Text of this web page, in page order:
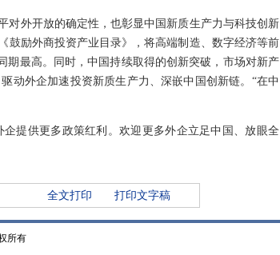
对外开放的确定性，也彰显中国新质生产力与科技创新
鼓励外商投资产业目录》，将高端制造、数字经济等前
期最高。同时，中国持续取得的创新突破，市场对新产
动外企加速投资新质生产力、深嵌中国创新链。“在中
提供更多政策红利。欢迎更多外企立足中国、放眼全
全文打印 打印文字稿
所有